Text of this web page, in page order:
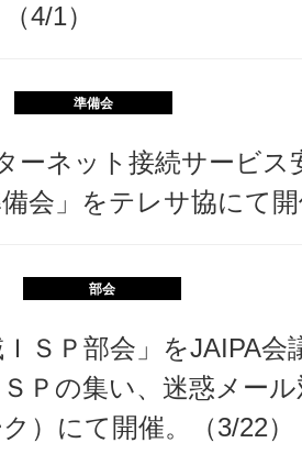
4/1）
準備会
ーネット接続サービ
会」をテレサ協にて
部会
ＩＳＰ部会」をJAIPA
Ｐの集い、迷惑メー
）にて開催。（3/22）